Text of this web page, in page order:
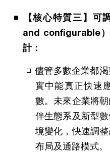
【核心特質三】可
and configurable
計：
儘管多數企業都
實中能真正快速
數。未來企業將
伴生態系及新型
境變化，快速調
布局及通路模式。